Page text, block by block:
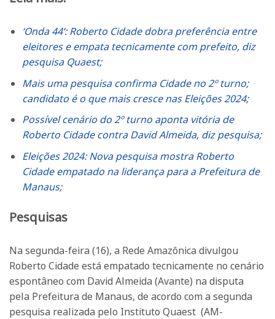
‘Onda 44’: Roberto Cidade dobra preferência entre
eleitores e empata tecnicamente com prefeito, diz
pesquisa Quaest;
Mais uma pesquisa confirma Cidade no 2º turno;
candidato é o que mais cresce nas Eleições 2024;
Possível cenário do 2º turno aponta vitória de
Roberto Cidade contra David Almeida, diz pesquisa;
Eleições 2024: Nova pesquisa mostra Roberto
Cidade empatado na liderança para a Prefeitura de
Manaus;
Pesquisas
Na segunda-feira (16), a Rede Amazônica divulgou
Roberto Cidade está empatado tecnicamente no cenário
espontâneo com David Almeida (Avante) na disputa
pela Prefeitura de Manaus, de acordo com a segunda
pesquisa realizada pelo Instituto Quaest (AM-